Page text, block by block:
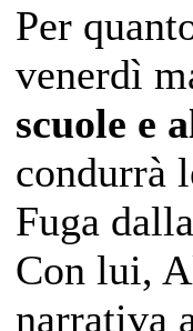
Per
venerdì
scuole e
condurrà
Fuga
Con lui,
narrativa